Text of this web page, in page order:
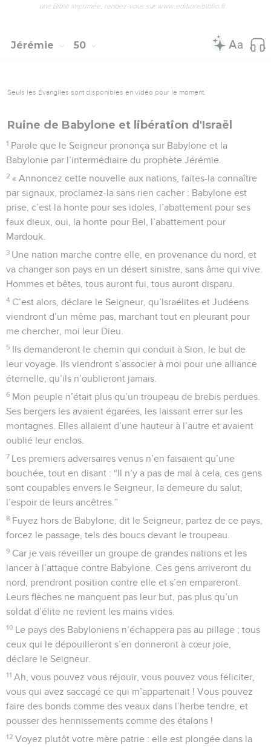
une Bible imprimée, rendez-vous sur www.editionsbiblio.fr
Jérémie 50
Seuls les Évangiles sont disponibles en vidéo pour le moment.
Ruine de Babylone et libération d'Israël
1 Parole que le Seigneur prononça sur Babylone et la
Babylonie par l’intermédiaire du prophète Jérémie.
2 « Annoncez cette nouvelle aux nations, faites-la connaître
par signaux, proclamez-la sans rien cacher : Babylone est
prise, c’est la honte pour ses idoles, l’abattement pour ses
faux dieux, oui, la honte pour Bel, l’abattement pour
Mardouk.
3 Une nation marche contre elle, en provenance du nord, et
va changer son pays en un désert sinistre, sans âme qui vive.
Hommes et bêtes, tous auront fui, tous auront disparu.
4 C’est alors, déclare le Seigneur, qu’Israélites et Judéens
viendront d’un même pas, marchant tout en pleurant pour
me chercher, moi leur Dieu.
5 Ils demanderont le chemin qui conduit à Sion, le but de
leur voyage. Ils viendront s’associer à moi pour une alliance
éternelle, qu’ils n’oublieront jamais.
6 Mon peuple n’était plus qu’un troupeau de brebis perdues.
Ses bergers les avaient égarées, les laissant errer sur les
montagnes. Elles allaient d’une hauteur à l’autre et avaient
oublié leur enclos.
7 Les premiers adversaires venus n’en faisaient qu’une
bouchée, tout en disant : “Il n’y a pas de mal à cela, ces gens
sont coupables envers le Seigneur, la demeure du salut,
l’espoir de leurs ancêtres.”
8 Fuyez hors de Babylone, dit le Seigneur, partez de ce pays,
forcez le passage, tels des boucs devant le troupeau.
9 Car je vais réveiller un groupe de grandes nations et les
lancer à l’attaque contre Babylone. Ces gens arriveront du
nord, prendront position contre elle et s’en empareront.
Leurs flèches ne manquent pas leur but, pas plus qu’un
soldat d’élite ne revient les mains vides.
10 Le pays des Babyloniens n’échappera pas au pillage ; tous
ceux qui le dépouilleront s’en donneront à cœur joie,
déclare le Seigneur.
11 Ah, vous pouvez vous réjouir, vous pouvez vous féliciter,
vous qui avez saccagé ce qui m’appartenait ! Vous pouvez
faire des bonds comme des veaux dans l’herbe tendre, et
pousser des hennissements comme des étalons !
12 Voyez plutôt votre mère patrie : elle est plongée dans la